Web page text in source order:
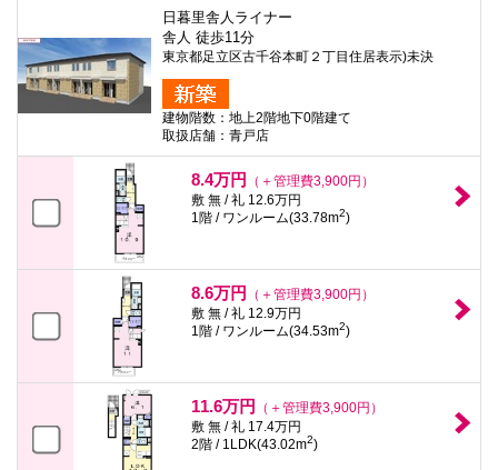
日暮里舎人ライナー
舎人 徒歩11分
東京都足立区古千谷本町２丁目住居表示)未決
建物階数：地上2階地下0階建て
取扱店舗：青戸店
8.4万円
（＋管理費3,900円）
敷 無 / 礼 12.6万円
1階 / ワンルーム(33.78m2)
8.6万円
（＋管理費3,900円）
敷 無 / 礼 12.9万円
1階 / ワンルーム(34.53m2)
11.6万円
（＋管理費3,900円）
敷 無 / 礼 17.4万円
2階 / 1LDK(43.02m2)